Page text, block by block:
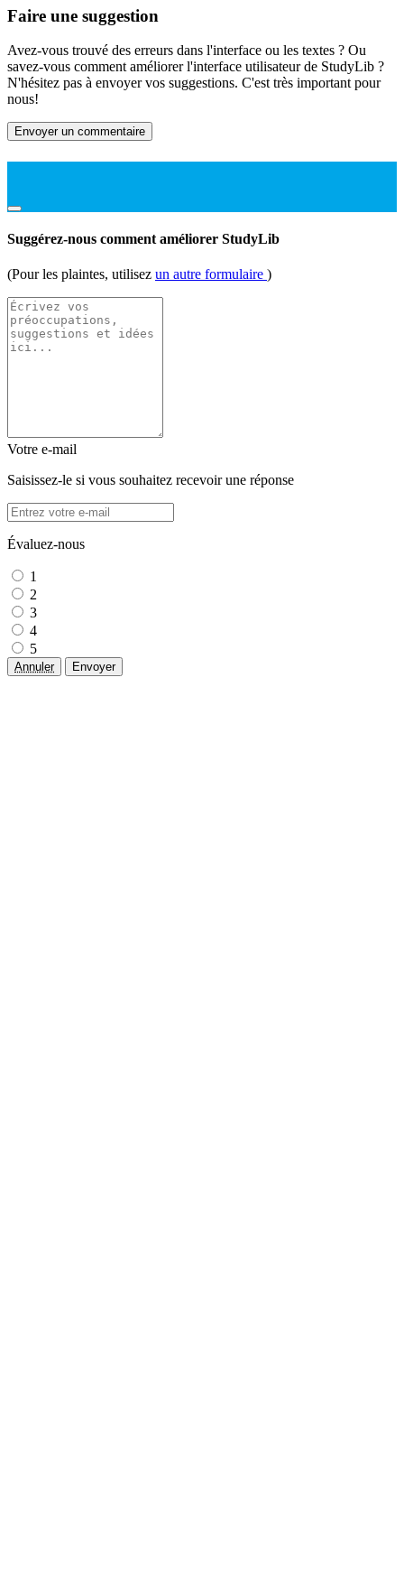
Faire une suggestion
Avez-vous trouvé des erreurs dans l'interface ou les textes ? Ou
savez-vous comment améliorer l'interface utilisateur de StudyLib ?
N'hésitez pas à envoyer vos suggestions. C'est très important pour
nous!
Envoyer un commentaire
Suggérez-nous comment améliorer StudyLib
(Pour les plaintes, utilisez un autre formulaire )
Votre e-mail
Saisissez-le si vous souhaitez recevoir une réponse
Évaluez-nous
1
2
3
4
5
Annuler Envoyer